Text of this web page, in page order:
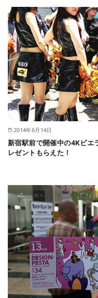
2014年6月14日
新宿駅前で開催中の4Kビエ
レゼントもらえた！